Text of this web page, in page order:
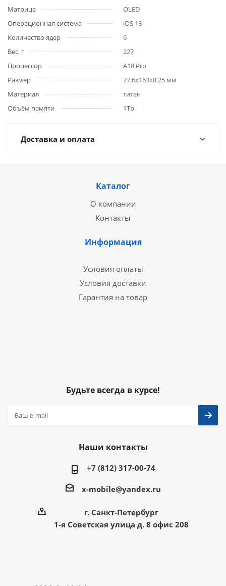
Матрица
OLED
Операционная система
iOS 18
Количество ядер
6
Вес, г
227
Процессор
A18 Pro
Размер
77.6x163x8.25 мм
Материал
титан
Объём памяти
1Tb
Доставка и оплата
Каталог
О компании
Контакты
Информация
Условия оплаты
Условия доставки
Гарантия на товар
Будьте всегда в курсе!
Наши контакты
+7 (812) 317-00-74
x-mobile@yandex.ru
г. Санкт-Петербург
1-я Советская улица д. 8 офис 208